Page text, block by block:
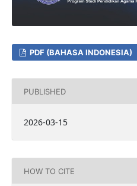
PDF (BAHASA INDONESIA)
PUBLISHED
2026-03-15
HOW TO CITE